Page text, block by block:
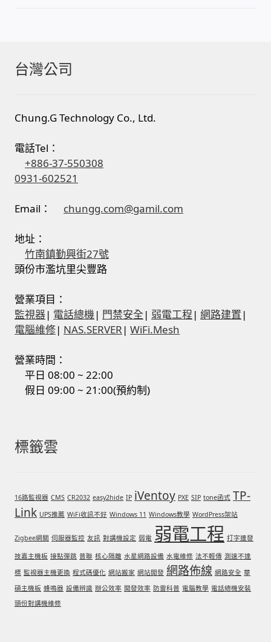
租屋維修、租屋安全
智慧電錶、儲值、雲端 電子式電錶
公用房間插卡計費方案
充電樁
線上網路購物
我的帳號
購物車
台灣公司
Chung.G Technology Co., Ltd.
電話Tel：
+886-37-550308
0931-602521
Email： chungg.com@gamil.com
地址：
竹南鎮勤興街27號
頭份市濫坑里尖豐路
營業項目：
監視器| 電話總機 | 門禁安全 | 弱電工程 |網路建置 |
電腦維修| NAS.SERVER |WiFi.Mesh
營業時間：
平日 08:00 ~ 22:00
假日 09:00 ~ 21:00(預約制)
標籤雲
16路監視器 CMS CR2032 easy2hide IP iVentoy PXE SIP tone函式 TP-
Link UPS推薦 WiFi收訊不好 Windows 11 Windows教學 WordPress架站
Zigbee網關 伺服器監控 友訊 對講機設定 弱電 弱電工程 打字連發
技嘉主機板 接點彈跳 普聯 核心隔離 水星網路設備 水電維修 法不輕傳 測速不達
標 監視器主機更換 程式碼優化 網站搬家 網站開發 網路佈線 網路安全 華
碩主機板 蜂鳴器 設備辨識 辦公效率 開發效率 防雷科普 電腦教學 電話總機安裝
頭份對講機維修